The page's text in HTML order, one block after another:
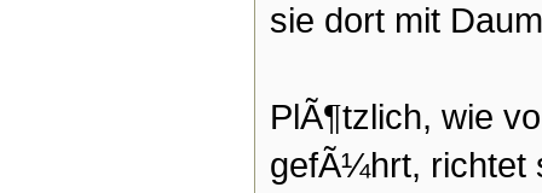
sie dort mit
PlÃ¶tzlich, wie
gefÃ¼hrt, richtet